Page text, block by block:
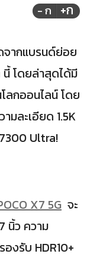
- ก +ก
จากแบรนด์ย่อย
นี้ โดยล่าสุดได้มี
ลกออนไลน์ โดย
มละเอียด 1.5K
Ultra!
X7 5G จะ
นิ้ว ความ
องรับ HDR10+